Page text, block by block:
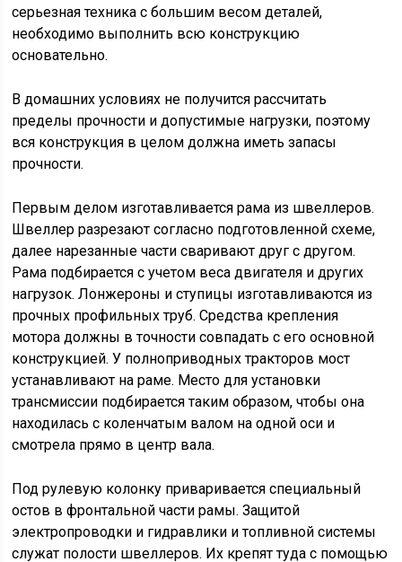
серьезная техника с большим весом деталей,
необходимо выполнить всю конструкцию
основательно.
В домашних условиях не получится рассчитать
пределы прочности и допустимые нагрузки, поэтому
вся конструкция в целом должна иметь запасы
прочности.
Первым делом изготавливается рама из швеллеров.
Швеллер разрезают согласно подготовленной схеме,
далее нарезанные части сваривают друг с другом.
Рама подбирается с учетом веса двигателя и других
нагрузок. Лонжероны и ступицы изготавливаются из
прочных профильных труб. Средства крепления
мотора должны в точности совпадать с его основной
конструкцией. У полноприводных тракторов мост
устанавливают на раме. Место для установки
трансмиссии подбирается таким образом, чтобы она
находилась с коленчатым валом на одной оси и
смотрела прямо в центр вала.
Под рулевую колонку приваривается специальный
остов в фронтальной части рамы. Защитой
электропроводки и гидравлики и топливной системы
служат полости швеллеров. Их крепят туда с помощью